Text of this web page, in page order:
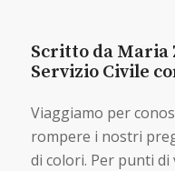
Scritto da Maria
Servizio Civile
Viaggiamo per
rompere i nostri
di colori. Per punti di